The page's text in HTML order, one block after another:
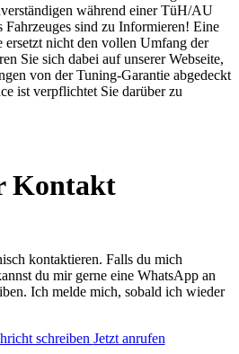
während einer TüH/AU
Fahrzeuges sind zu Informieren! Eine
ersetzt nicht den vollen Umfang der
Sie sich dabei auf unserer Webseite,
von der Tuning-Garantie abgedeckt
ist verpflichtet Sie darüber zu
Kontakt
kontaktieren. Falls du mich
du mir gerne eine WhatsApp an
Ich melde mich, sobald ich wieder
schreiben Jetzt anrufen